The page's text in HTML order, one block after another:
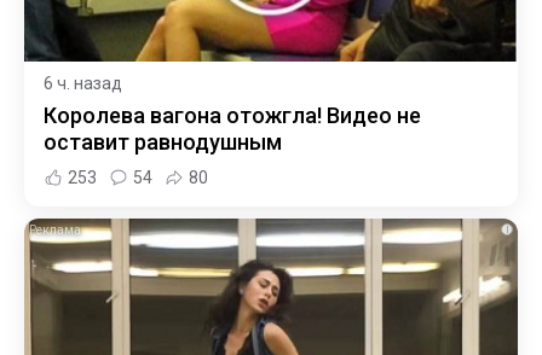
6 ч. назад
Королева вагона отожгла! Видео не
оставит равнодушным
253 54 80
i